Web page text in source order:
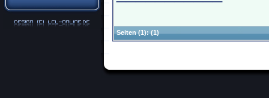
Seiten(1):(1)